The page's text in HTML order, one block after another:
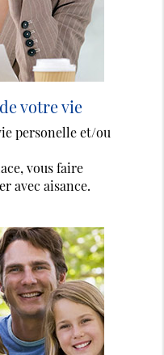
votre vie
personelle et/ou
vous faire
avec aisance.